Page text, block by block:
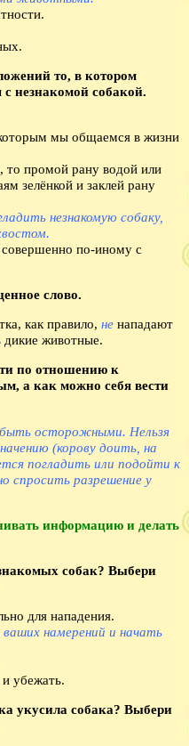
то, в котором
незнакомой собакой.
мы общаемся в жизни
то промой рану водой или
зелёнкой и заклей рану
незнакомую собаку,
по-иному с
слово.
как правило, не нападают
дикие животные.
по отношению к
а как можно себя вести
осторожными. Нельзя
(корову доить, на
погладить или подойти к
спросить разрешение у
информацию и делать
собак? Выбери
для нападения.
намерений и начать
убежать.
укусила собака? Выбери